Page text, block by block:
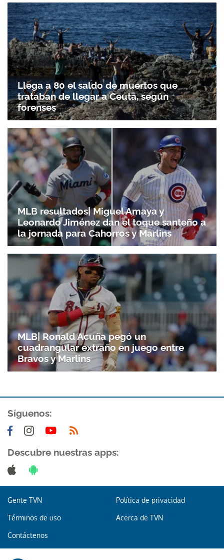
Gracias por suscribirte a nuestro boletín.
ACEPTAR
Llega a 80 el saldo de muertos que
trataban de llegar a Ceuta, según
forenses
MLB resultados| Miguel Amaya y
Leonardo Jiménez dan el toque santeño a
la jornada para Cahorros y Marlins
MLB| Ronald Acuña pegó un
cuadrangular extraño en juego entre
Bravos y Marlins
Síguenos:
Descubre nuestras apps:
Gente TVN Política de privacidad
Términos de uso Acerca de TVN
Contáctenos